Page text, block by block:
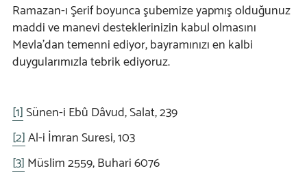
Ramazan-ı Şerif boyunca şubemize yapmış olduğunuz
maddi ve manevi desteklerinizin kabul olmasını
Mevla’dan temenni ediyor, bayramınızı en kalbi
duygularımızla tebrik ediyoruz.
[1]Sünen-i Ebû Dâvud, Salat, 239
[2]Al-i İmran Suresi, 103
[3] Müslim 2559, Buhari 6076